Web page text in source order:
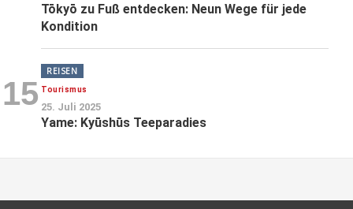
Tōkyō zu Fuß entdecken: Neun Wege für jede
Kondition
15
REISEN
Tourismus
25. Juli 2025
Yame: Kyūshūs Teeparadies